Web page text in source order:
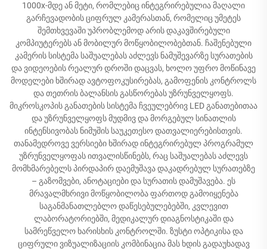
1000x-მდე ან მეტი, რომლებიც ინტეგრირებულია მაღალი
გარჩევადობის ციფრულ კამერასთან, რომელიც უმეტეს
შემთხვევაში უპრობლემოდ არის დაკავშირებული
კომპიუტერებს ან მობილურ მოწყობილობებთან. ჩაშენებული
კამერის სისტემა საშუალებას აძლევს ნამუშევარზე სურათების
და ვიდეოების რეალურ დროში დაცვას, ხოლო უფრო მოწინავე
მოდელები ხშირად ავტოფოკუსირებას, გამოფენის კონტროლს
და თეთრის ბალანსის გასწორებას უზრუნველყოფს.
მიკროსკოპის განათების სისტემა ჩვეულებრივ LED განათებითაა
და უზრუნველყოფს მუდმივ და მორგებულ სინათლის
ინტენსივობას ნიმუშის საუკეთესო დათვალიერებისთვის.
თანამედროვე ვერსიები ხშირად ინტეგრირებულ პროგრამულ
უზრუნველყოფას ითვალისწინებს, რაც საშუალებას აძლევს
მომხმარებელს პირდაპირ დაემუშავა დაკადრებულ სურათებზე
– გაზომვები, ანოტაციები და სურათის დამუშავება. ეს
მრავალმხრივი მოწყობილობა ფართოდ გამოიყენება
საგანმანათლებლო დაწესებულებებში, კვლევით
ლაბორატორიებში, მედიკალურ დიაგნოსტიკაში და
სამრეწველო ხარისხის კონტროლში. ზუსტი ოპტიკისა და
ციფრული ვიზუალიზაციის კომბინაცია მას ხდის გადაუხადავ